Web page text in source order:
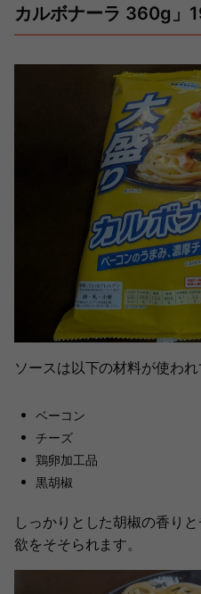
カルボナーラ 360g」
ソースは以下の材料が使われ
ベーコン
チーズ
鶏卵加工品
黒胡椒
しっかりとした胡椒の香り
欲をそそられます。